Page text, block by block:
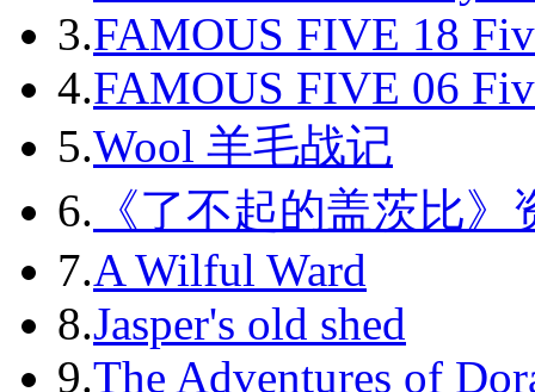
2011-06
2011-07
2011-08
2011-09
2011-10
2011-11
2011-12
3.FAMOUS FIVE 18
4.FAMOUS FIVE 06
5.Wool 羊毛战记
6. 《了不起的盖茨比》
7.A Wilful Ward
8.Jasper's old shed
9.The Adventures of